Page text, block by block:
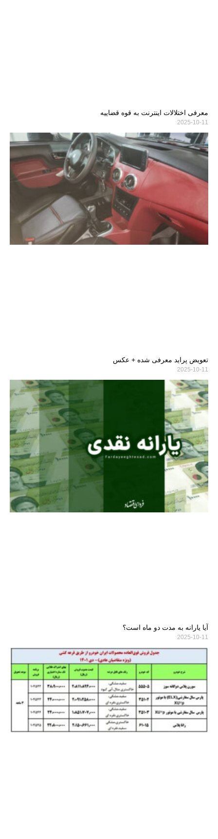
معرفی اختلالات اینترنت به قوه قضاییه
2025-10-11
تعویض پراید معرفی شده + عکس
2025-10-11
آیا یارانه به مدت دو ماه است؟
2025-10-11